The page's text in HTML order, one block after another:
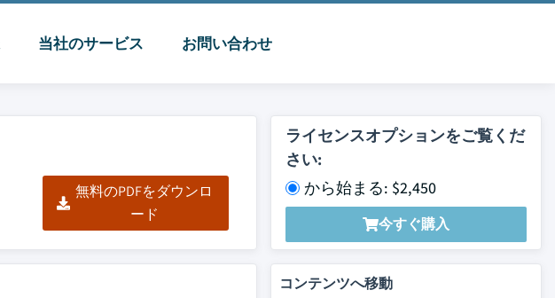
当社のサービス お問い合わせ
無料のPDFをダウンロ
ード
ライセンスオプションをご覧くだ
さい:
から始まる: $2,450
今すぐ購入
コンテンツへ移動